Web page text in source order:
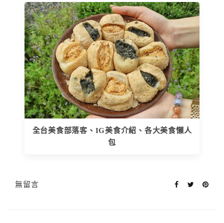
全台美食部落客、IG美食介紹、各大美食懶人
包
無留言